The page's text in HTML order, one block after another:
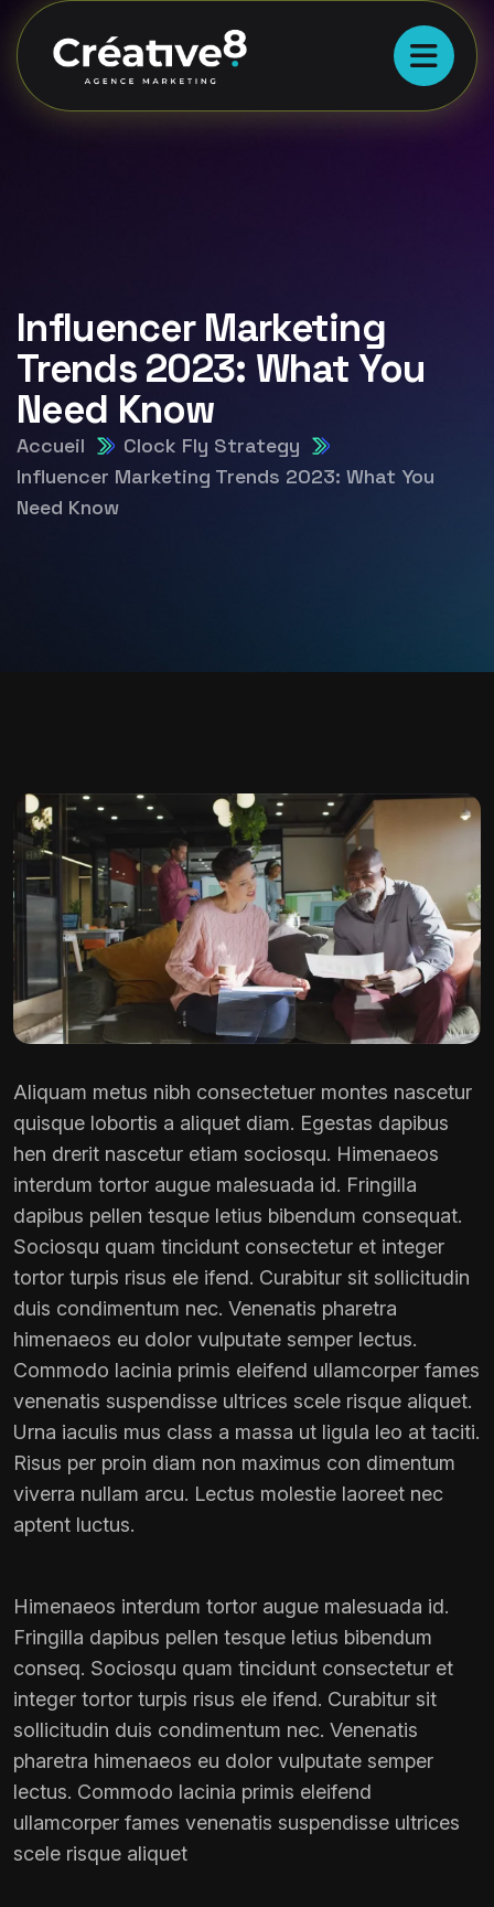
Influencer Marketing
Trends 2023: What You
Need Know
Accueil
Clock Fly Strategy
Influencer Marketing Trends 2023: What You
Need Know
Aliquam metus nibh consectetuer montes nascetur
quisque lobortis a aliquet diam. Egestas dapibus
hen drerit nascetur etiam sociosqu. Himenaeos
interdum tortor augue malesuada id. Fringilla
dapibus pellen tesque letius bibendum consequat.
Sociosqu quam tincidunt consectetur et integer
tortor turpis risus ele ifend. Curabitur sit sollicitudin
duis condimentum nec. Venenatis pharetra
himenaeos eu dolor vulputate semper lectus.
Commodo lacinia primis eleifend ullamcorper fames
venenatis suspendisse ultrices scele risque aliquet.
Urna iaculis mus class a massa ut ligula leo at taciti.
Risus per proin diam non maximus con dimentum
viverra nullam arcu. Lectus molestie laoreet nec
aptent luctus.
Himenaeos interdum tortor augue malesuada id.
Fringilla dapibus pellen tesque letius bibendum
conseq. Sociosqu quam tincidunt consectetur et
integer tortor turpis risus ele ifend. Curabitur sit
sollicitudin duis condimentum nec. Venenatis
pharetra himenaeos eu dolor vulputate semper
lectus. Commodo lacinia primis eleifend
ullamcorper fames venenatis suspendisse ultrices
scele risque aliquet